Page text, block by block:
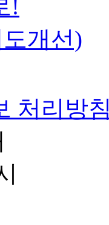
!
개선)
처리방침